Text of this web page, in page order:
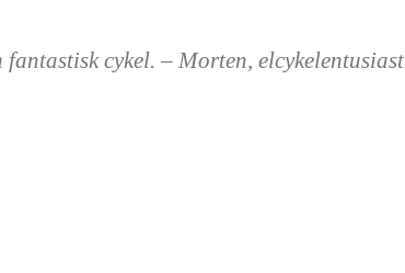
cykel. – Morten, elcykelentusiast